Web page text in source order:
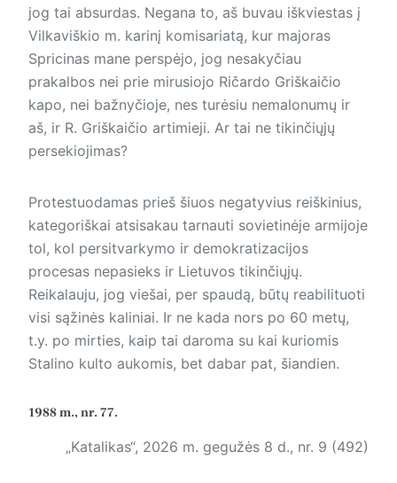
jog tai absurdas. Negana to, aš buvau iškviestas į
Vilkaviškio m. karinį komisariatą, kur majoras
Spricinas mane perspėjo, jog nesakyčiau
prakalbos nei prie mirusiojo Ričardo Griškaičio
kapo, nei bažnyčioje, nes turėsiu nemalonumų ir
aš, ir R. Griškaičio artimieji. Ar tai ne tikinčiųjų
persekiojimas?
Protestuodamas prieš šiuos negatyvius reiškinius,
kategoriškai atsisakau tarnauti sovietinėje armijoje
tol, kol persitvarkymo ir demokratizacijos
procesas nepasieks ir Lietuvos tikinčiųjų.
Reikalauju, jog viešai, per spaudą, būtų reabilituoti
visi sąžinės kaliniai. Ir ne kada nors po 60 metų,
t.y. po mirties, kaip tai daroma su kai kuriomis
Stalino kulto aukomis, bet dabar pat, šiandien.
1988 m., nr. 77.
„Katalikas“, 2026 m. gegužės 8 d., nr. 9 (492)